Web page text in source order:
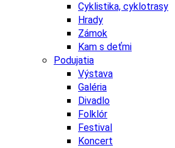
Cyklistika, cyklotrasy
Hrady
Zámok
Kam s deťmi
Podujatia
Výstava
Galéria
Divadlo
Folklór
Festival
Koncert